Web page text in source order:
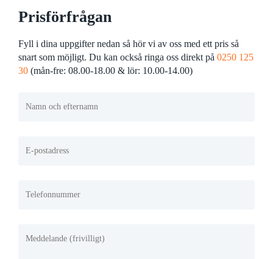
Prisförfrågan
Fyll i dina uppgifter nedan så hör vi av oss med ett pris så
snart som möjligt. Du kan också ringa oss direkt på 0250 125
30 (mån-fre: 08.00-18.00 & lör: 10.00-14.00)